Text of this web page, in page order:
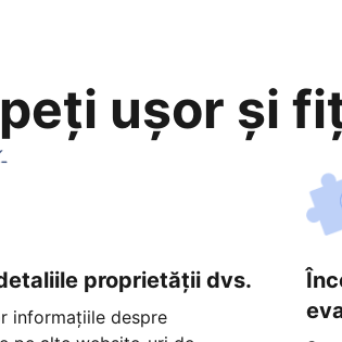
ușor și
proprietății dvs.
informațiile despre